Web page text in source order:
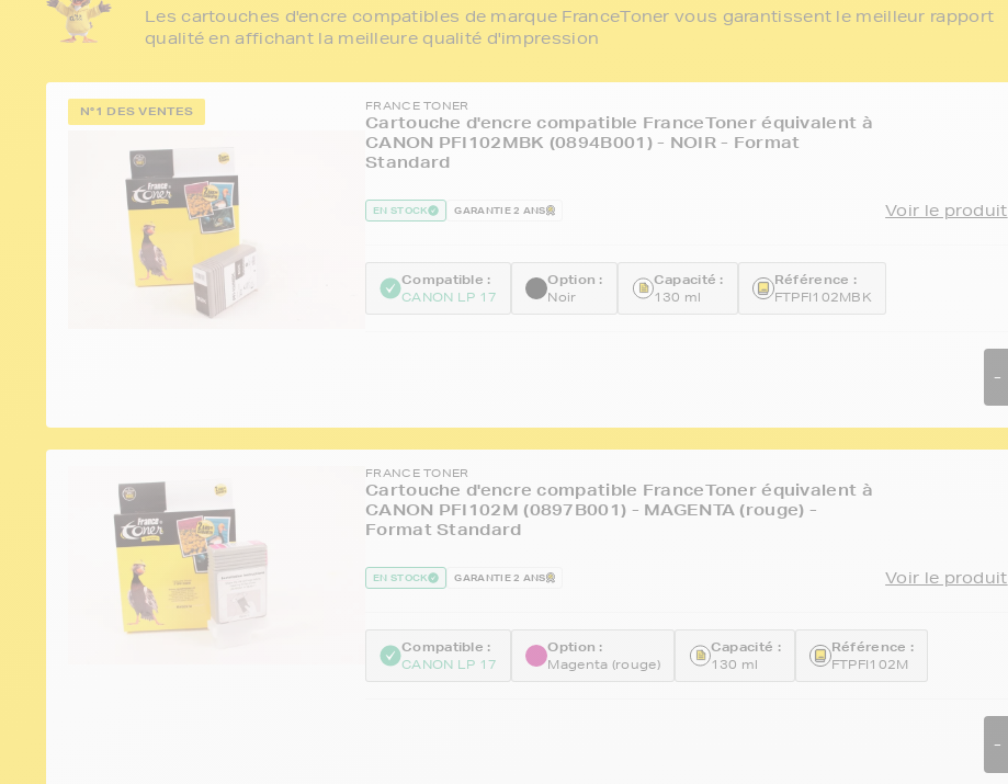
Les cartouches d'encre compatibles de marque FranceToner vous garantissent le meilleur rapport
qualité en affichant la meilleure qualité d'impression
N°1 DES VENTES FRANCE TONER
Cartouche d'encre compatible FranceToner équivalent à
CANON PFI102MBK (0894B001) - NOIR - Format
Standard
EN STOCK GARANTIE 2 ANS Voir le produit
Compatible :
CANON LP 17
Option :
Noir
Capacité :
130 ml
Référence :
FTPFI102MBK
-
FRANCE TONER
Cartouche d'encre compatible FranceToner équivalent à
CANON PFI102M (0897B001) - MAGENTA (rouge) -
Format Standard
EN STOCK GARANTIE 2 ANS Voir le produit
Compatible :
CANON LP 17
Option :
Magenta (rouge)
Capacité :
130 ml
Référence :
FTPFI102M
-